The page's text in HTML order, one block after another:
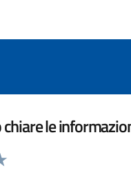
le
pagina